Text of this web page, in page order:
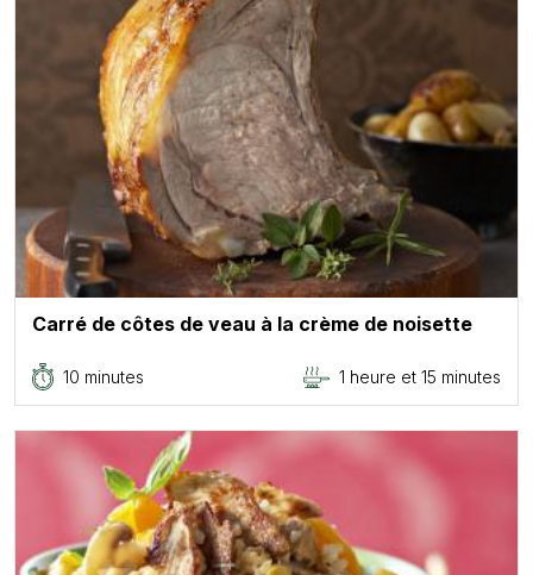
Carré de côtes de veau à la crème de noisette
10 minutes 1 heure et 15 minutes